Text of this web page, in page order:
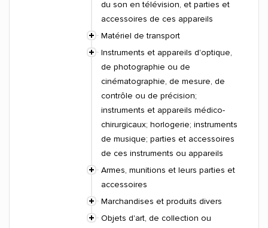
du son en télévision, et parties et
accessoires de ces appareils
Matériel de transport
Instruments et appareils d'optique,
de photographie ou de
cinématographie, de mesure, de
contrôle ou de précision;
instruments et appareils médico-
chirurgicaux; horlogerie; instruments
de musique; parties et accessoires
de ces instruments ou appareils
Armes, munitions et leurs parties et
accessoires
Marchandises et produits divers
Objets d'art, de collection ou